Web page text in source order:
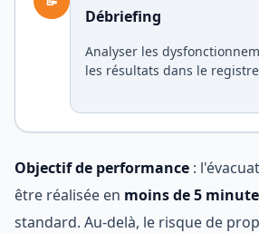
Débriefing
Analyser les
les résultats dans le
Objectif de performance :
être réalisée en moins de 5
standard. Au-delà, le risque de